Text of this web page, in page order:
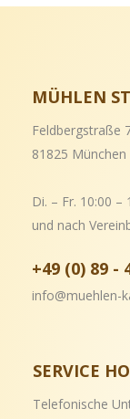
MÜHLEN
Feldbergstraße
81825 München
Di. – Fr. 10:00 –
und nach
+49 (0) 89 -
info@muehlen-
SERVICE
Telefonische